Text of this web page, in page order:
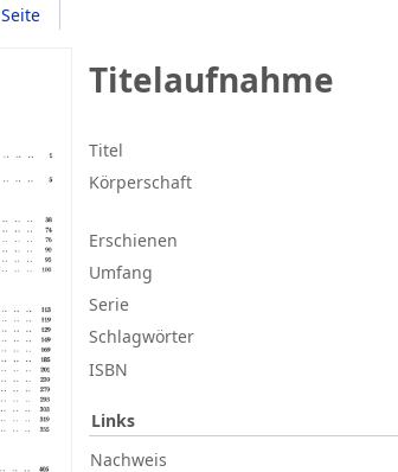
Seite
Titelaufnahme
Titel
Körperschaft
Erschienen
Umfang
Serie
Schlagwörter
ISBN
Links
Nachweis